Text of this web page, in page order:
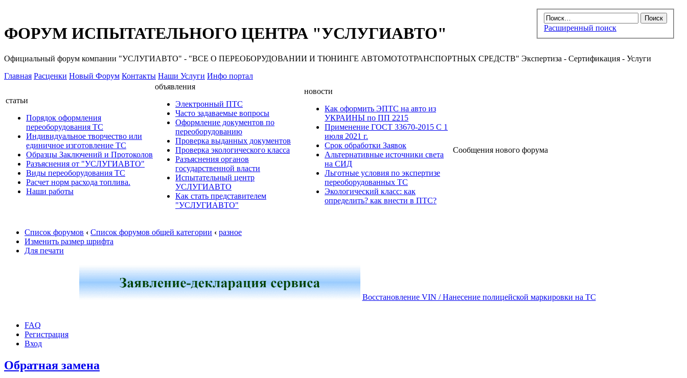
Расширенный поиск
ФОРУМ ИСПЫТАТЕЛЬНОГО ЦЕНТРА "УСЛУГИАВТО"
Официальный форум компании "УСЛУГИАВТО" - "ВСЕ О ПЕРЕОБОРУДОВАНИИ И ТЮНИНГЕ АВТОМОТОТРАНСПОРТНЫХ СРЕДСТВ" Экспертиза - Сертификация - Услуги
Главная Расценки Новый Форум Контакты Наши Услуги Инфо портал
статьи
Порядок оформления
переоборудования ТС
Индивидуальное творчество или
единичное изготовление ТС
Образцы Заключений и Протоколов
Разъяснения от "УСЛУГИАВТО"
Виды переоборудования ТС
Расчет норм расхода топлива.
Наши работы
объявления
Электронный ПТС
Часто задаваемые вопросы
Оформление документов по
переоборудованию
Проверка выданных документов
Проверка экологического класса
Разъяснения органов
государственной власти
Испытательный центр
УСЛУГИАВТО
Как стать представителем
"УСЛУГИАВТО"
новости
Как оформить ЭПТС на авто из
УКРАИНЫ по ПП 2215
Применение ГОСТ 33670-2015 С 1
июля 2021 г.
Срок обработки Заявок
Альтернативные источники света
на СИД
Льготные условия по экспертизе
переоборудованных ТС
Экологический класс: как
определить? как внести в ПТС?
Сообщения нового форума
Список форумов ‹ Список форумов общей категории ‹ разное
Изменить размер шрифта
Для печати
Восстановление VIN / Нанесение полицейской маркировки на ТС
FAQ
Регистрация
Вход
Обратная замена